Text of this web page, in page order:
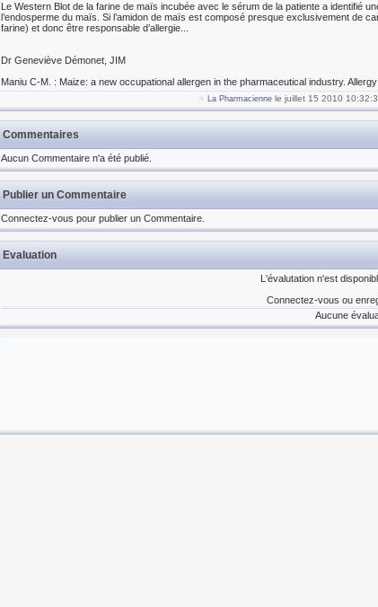
Le Western Blot de la farine de maïs incubée avec le sérum de la patiente a identifié
l’endosperme du maïs. Si l’amidon de maïs est composé presque exclusivement de
farine) et donc être responsable d’allergie...
Dr Geneviève Démonet, JIM
Maniu C-M. : Maize: a new occupational allergen in the pharmaceutical industry.
La Pharmacienne le juillet 15 2010
Commentaires
Aucun Commentaire n'a été publié.
Publier un Commentaire
Connectez-vous pour publier un Commentaire.
Evaluation
L'évalutation n'est
Connectez-vous ou
Aucune